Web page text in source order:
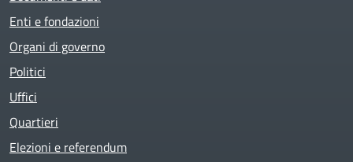
Enti e fondazioni
Organi di governo
Politici
Uffici
Quartieri
Elezioni e referendum